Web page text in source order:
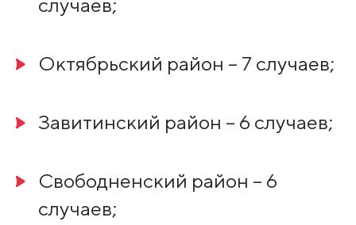
Октябрьский район – 7 случаев;
Завитинский район – 6 случаев;
Свободненский район – 6
случаев;